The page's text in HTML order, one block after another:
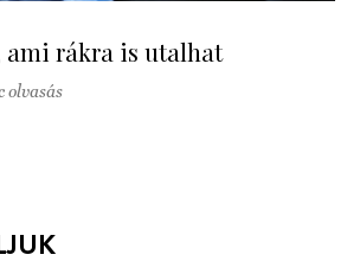
ami rákra is utalhat
olvasás